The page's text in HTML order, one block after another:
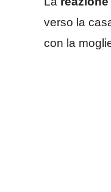
verso la
con la